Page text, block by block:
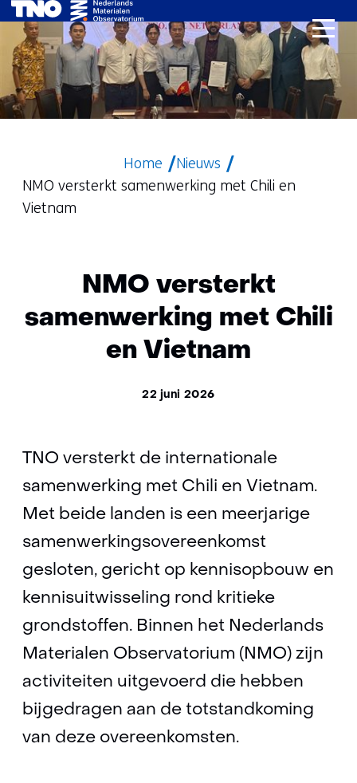
Ga
naar
de
inhoud
Home
Nieuws
NMO versterkt samenwerking met Chili en
Vietnam
NMO versterkt
samenwerking met Chili
en Vietnam
22 juni 2026
TNO versterkt de internationale
samenwerking met Chili en Vietnam.
Met beide landen is een meerjarige
samenwerkingsovereenkomst
gesloten, gericht op kennisopbouw en
kennisuitwisseling rond kritieke
grondstoffen. Binnen het Nederlands
Materialen Observatorium (NMO) zijn
activiteiten uitgevoerd die hebben
bijgedragen aan de totstandkoming
van deze overeenkomsten.